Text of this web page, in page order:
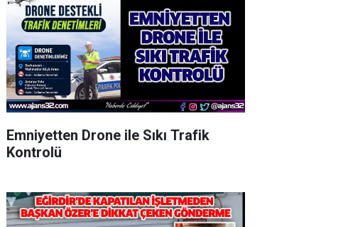
Emniyetten Drone ile Sıkı Trafik
Kontrolü